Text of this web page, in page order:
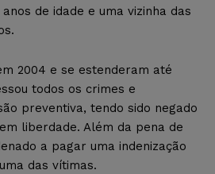
de idade e uma vizinha das
2004 e se estenderam até
todos os crimes e
preventiva, tendo sido negado
liberdade. Além da pena de
a pagar uma indenização
das vítimas.